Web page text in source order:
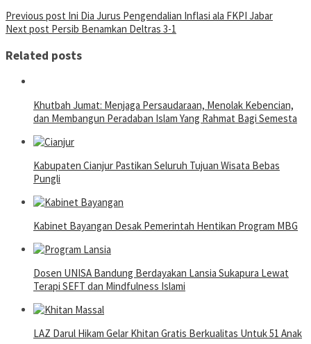
Post
navigation
Previous post Ini Dia Jurus Pengendalian Inflasi ala FKPI Jabar
Next post Persib Benamkan Deltras 3-1
Related posts
Khutbah Jumat: Menjaga Persaudaraan, Menolak Kebencian,
dan Membangun Peradaban Islam Yang Rahmat Bagi Semesta
Kabupaten Cianjur Pastikan Seluruh Tujuan Wisata Bebas
Pungli
Kabinet Bayangan Desak Pemerintah Hentikan Program MBG
Dosen UNISA Bandung Berdayakan Lansia Sukapura Lewat
Terapi SEFT dan Mindfulness Islami
LAZ Darul Hikam Gelar Khitan Gratis Berkualitas Untuk 51 Anak